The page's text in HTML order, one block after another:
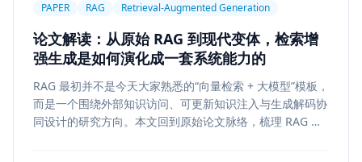
PAPER RAG Retrieval-Augmented Generation
论文解读：从原始 RAG 到现代变体，检索增
强生成是如何演化成一套系统能力的
RAG 最初并不是今天大家熟悉的“向量检索 + 大模型”模板，
而是一个围绕外部知识访问、可更新知识注入与生成解码协
同设计的研究方向。本文回到原始论文脉络，梳理 RAG 如